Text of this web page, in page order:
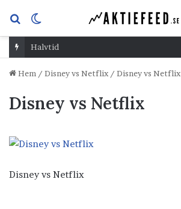
Sök
efterskin
Halvtid
Hem / Disney vs Netflix / Disney vs Netflix
Disney vs Netflix
Disney vs Netflix